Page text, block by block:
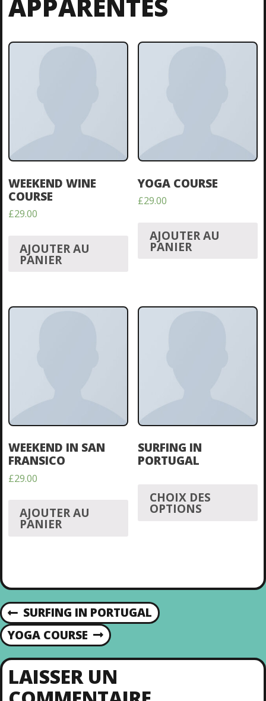
APPARENTÉS
WEEKEND WINE
COURSE
£29.00
AJOUTER AU
PANIER
YOGA COURSE
£29.00
AJOUTER AU
PANIER
WEEKEND IN SAN
FRANSICO
£29.00
AJOUTER AU
PANIER
SURFING IN
PORTUGAL
CHOIX DES
OPTIONS
N
A
V
P
R
E
V
I
O
U
SURFING IN PORTUGAL
N
E
X
T
P
YOGA COURSE
LAISSER UN